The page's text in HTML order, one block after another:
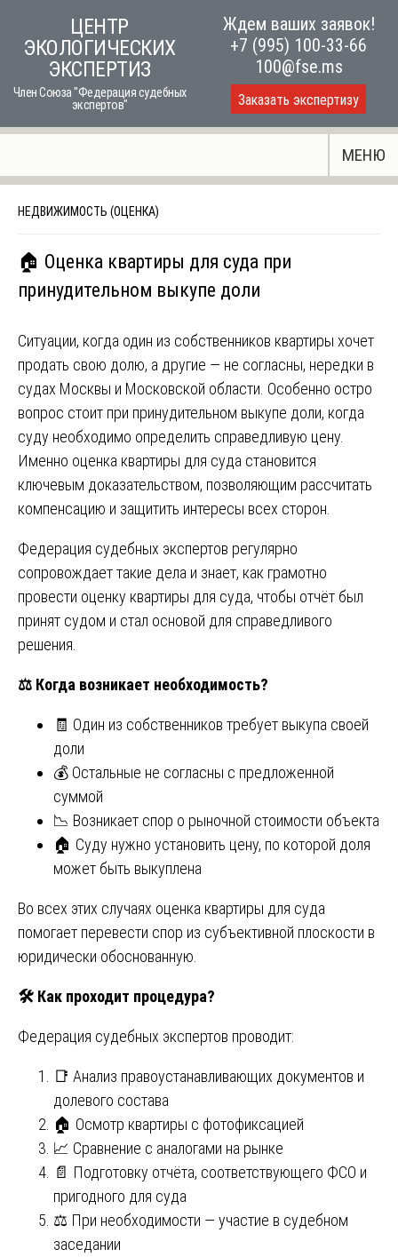
content
ЦЕНТР
ЭКОЛОГИЧЕСКИХ
ЭКСПЕРТИЗ
Член Союза "Федерация судебных
экспертов"
Ждем ваших заявок!
+7 (995) 100-33-66
100@fse.ms
Заказать экспертизу
МЕНЮ
НЕДВИЖИМОСТЬ (ОЦЕНКА)
🏠 Оценка квартиры для суда при
принудительном выкупе доли
Ситуации, когда один из собственников квартиры хочет
продать свою долю, а другие — не согласны, нередки в
судах Москвы и Московской области. Особенно остро
вопрос стоит при принудительном выкупе доли, когда
суду необходимо определить справедливую цену.
Именно оценка квартиры для суда становится
ключевым доказательством, позволяющим рассчитать
компенсацию и защитить интересы всех сторон.
Федерация судебных экспертов регулярно
сопровождает такие дела и знает, как грамотно
провести оценку квартиры для суда, чтобы отчёт был
принят судом и стал основой для справедливого
решения.
⚖️ Когда возникает необходимость?
🧾 Один из собственников требует выкупа своей
доли
💰 Остальные не согласны с предложенной
суммой
📉 Возникает спор о рыночной стоимости объекта
🏠 Суду нужно установить цену, по которой доля
может быть выкуплена
Во всех этих случаях оценка квартиры для суда
помогает перевести спор из субъективной плоскости в
юридически обоснованную.
🛠 Как проходит процедура?
Федерация судебных экспертов проводит:
📑 Анализ правоустанавливающих документов и
долевого состава
🏠 Осмотр квартиры с фотофиксацией
📈 Сравнение с аналогами на рынке
📄 Подготовку отчёта, соответствующего ФСО и
пригодного для суда
⚖️ При необходимости — участие в судебном
заседании